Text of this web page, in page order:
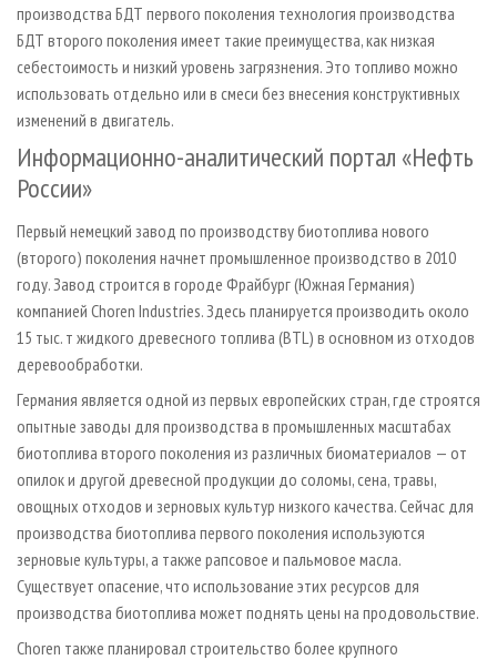
производства БДТ первого поколения технология производства
БДТ второго поколения имеет такие преимущества, как низкая
себестоимость и низкий уровень загрязнения. Это топливо можно
использовать отдельно или в смеси без внесения конструктивных
изменений в двигатель.
Информационно-аналитический портал «Нефть
России»
Первый немецкий завод по производству биотоплива нового
(второго) поколения начнет промышленное производство в 2010
году. Завод строится в городе Фрайбург (Южная Германия)
компанией Choren Industries. Здесь планируется производить около
15 тыс. т жидкого древесного топлива (BTL) в основном из отходов
деревообработки.
Германия является одной из первых европейских стран, где строятся
опытные заводы для производства в промышленных масштабах
биотоплива второго поколения из различных биоматериалов — от
опилок и другой древесной продукции до соломы, сена, травы,
овощных отходов и зерновых культур низкого качества. Сейчас для
производства биотоплива первого поколения используются
зерновые культуры, а также рапсовое и пальмовое масла.
Существует опасение, что использование этих ресурсов для
производства биотоплива может поднять цены на продовольствие.
Choren также планировал строительство более крупного